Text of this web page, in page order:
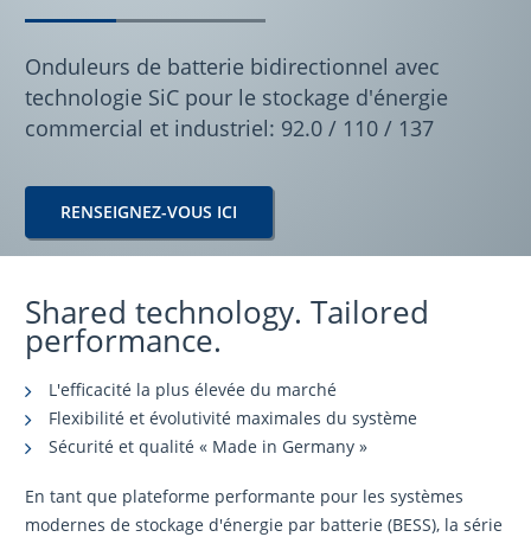
Onduleurs de batterie bidirectionnel avec
technologie SiC pour le stockage d'énergie
commercial et industriel: 92.0 / 110 / 137
RENSEIGNEZ-VOUS ICI
Shared technology. Tailored
performance.
L'efficacité la plus élevée du marché
Flexibilité et évolutivité maximales du système
Sécurité et qualité « Made in Germany »
En tant que plateforme performante pour les systèmes
modernes de stockage d'énergie par batterie (BESS), la série